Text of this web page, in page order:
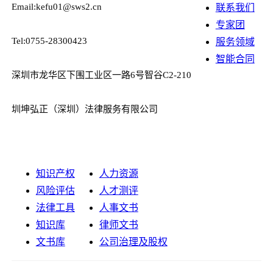
Email:kefu01@sws2.cn
Tel:0755-28300423
深圳市龙华区下围工业区一路6号智谷C2-210
圳坤弘正（深圳）法律服务有限公司
联系我们
专家团
服务领域
智能合同
知识产权
风险评估
法律工具
知识库
文书库
人力资源
人才测评
人事文书
律师文书
公司治理及股权